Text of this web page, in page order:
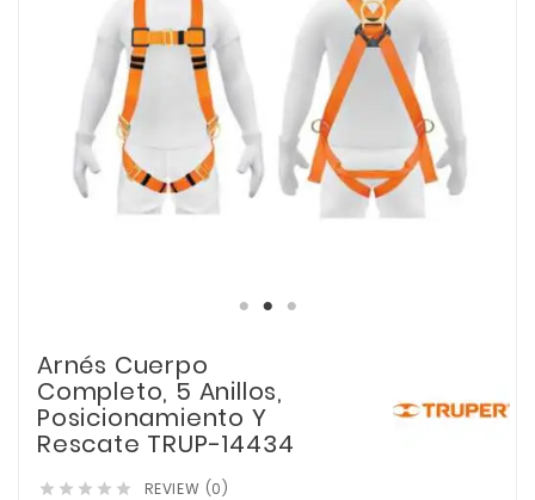
Arnés Cuerpo
Completo, 5 Anillos,
Posicionamiento Y
Rescate TRUP-14434
     REVIEW (0)